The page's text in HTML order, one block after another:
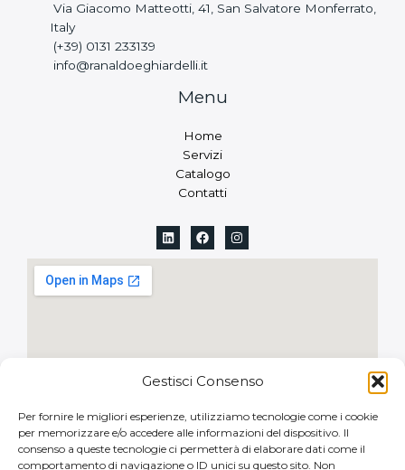
Gestisci Consenso
Per fornire le migliori esperienze, utilizziamo tecnologie come i cookie
per memorizzare e/o accedere alle informazioni del dispositivo. Il
consenso a queste tecnologie ci permetterà di elaborare dati come il
comportamento di navigazione o ID unici su questo sito. Non
Via Giacomo Matteotti, 41, San Salvatore Monferrato,
Italy
(+39) 0131 233139
info@ranaldoeghiardelli.it
Menu
Home
Servizi
Catalogo
Contatti